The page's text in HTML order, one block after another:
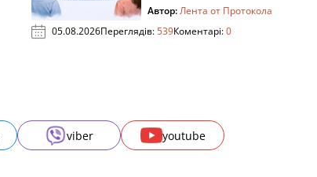
Автор:Лента от Протокола
05.08.2026Переглядів:539Коментарі:0
viber youtube